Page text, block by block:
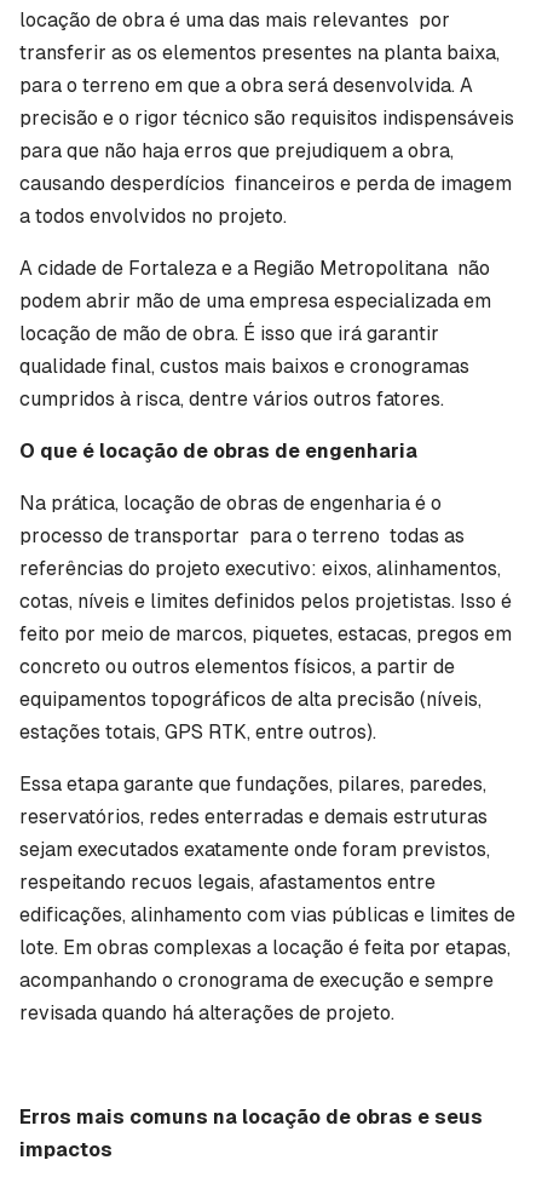
locação de obra é uma das mais relevantes por
transferir as os elementos presentes na planta baixa,
para o terreno em que a obra será desenvolvida. A
precisão e o rigor técnico são requisitos indispensáveis
para que não haja erros que prejudiquem a obra,
causando desperdícios financeiros e perda de imagem
a todos envolvidos no projeto.
A cidade de Fortaleza e a Região Metropolitana não
podem abrir mão de uma empresa especializada em
locação de mão de obra. É isso que irá garantir
qualidade final, custos mais baixos e cronogramas
cumpridos à risca, dentre vários outros fatores.
O que é locação de obras de engenharia
Na prática, locação de obras de engenharia é o
processo de transportar para o terreno todas as
referências do projeto executivo: eixos, alinhamentos,
cotas, níveis e limites definidos pelos projetistas. Isso é
feito por meio de marcos, piquetes, estacas, pregos em
concreto ou outros elementos físicos, a partir de
equipamentos topográficos de alta precisão (níveis,
estações totais, GPS RTK, entre outros).
Essa etapa garante que fundações, pilares, paredes,
reservatórios, redes enterradas e demais estruturas
sejam executados exatamente onde foram previstos,
respeitando recuos legais, afastamentos entre
edificações, alinhamento com vias públicas e limites de
lote. Em obras complexas a locação é feita por etapas,
acompanhando o cronograma de execução e sempre
revisada quando há alterações de projeto.
Erros mais comuns na locação de obras e seus
impactos